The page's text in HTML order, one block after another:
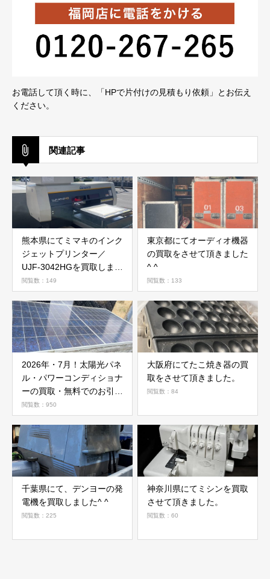
お電話して頂く時に、「HPで片付けの見積もり依頼」とお伝え
ください。
関連記事
熊本県にてミマキのインク
ジェットプリンター／
UJF-3042HGを買取しまし
た。
閲覧数：149
東京都にてオーディオ機器
の買取をさせて頂きました
^ ^
閲覧数：133
2026年・7月！太陽光パネ
ル・パワーコンディショナ
ーの買取・無料でのお引き
取り強化中です(^^♪
閲覧数：950
大阪府にてたこ焼き器の買
取をさせて頂きました。
閲覧数：84
千葉県にて、デンヨーの発
電機を買取しました^ ^
閲覧数：225
神奈川県にてミシンを買取
させて頂きました。
閲覧数：60